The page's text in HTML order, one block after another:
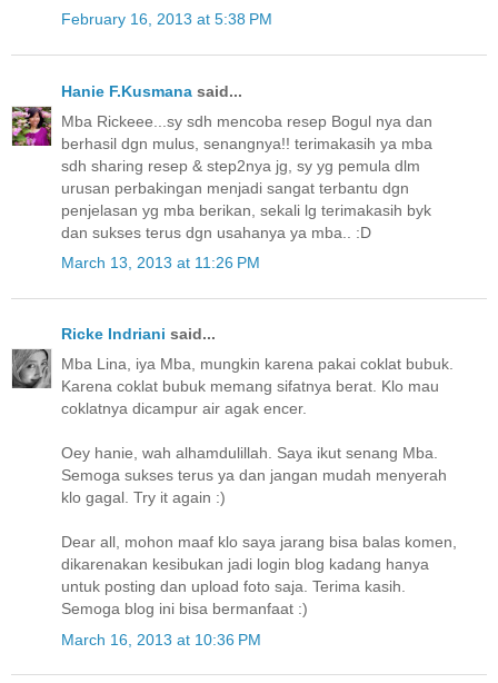
February 16, 2013 at 5:38 PM
Hanie F.Kusmana said...
Mba Rickeee...sy sdh mencoba resep Bogul nya dan
berhasil dgn mulus, senangnya!! terimakasih ya mba
sdh sharing resep & step2nya jg, sy yg pemula dlm
urusan perbakingan menjadi sangat terbantu dgn
penjelasan yg mba berikan, sekali lg terimakasih byk
dan sukses terus dgn usahanya ya mba.. :D
March 13, 2013 at 11:26 PM
Ricke Indriani said...
Mba Lina, iya Mba, mungkin karena pakai coklat bubuk.
Karena coklat bubuk memang sifatnya berat. Klo mau
coklatnya dicampur air agak encer.
Oey hanie, wah alhamdulillah. Saya ikut senang Mba.
Semoga sukses terus ya dan jangan mudah menyerah
klo gagal. Try it again :)
Dear all, mohon maaf klo saya jarang bisa balas komen,
dikarenakan kesibukan jadi login blog kadang hanya
untuk posting dan upload foto saja. Terima kasih.
Semoga blog ini bisa bermanfaat :)
March 16, 2013 at 10:36 PM